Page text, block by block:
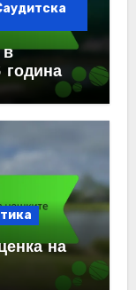
в
година
на